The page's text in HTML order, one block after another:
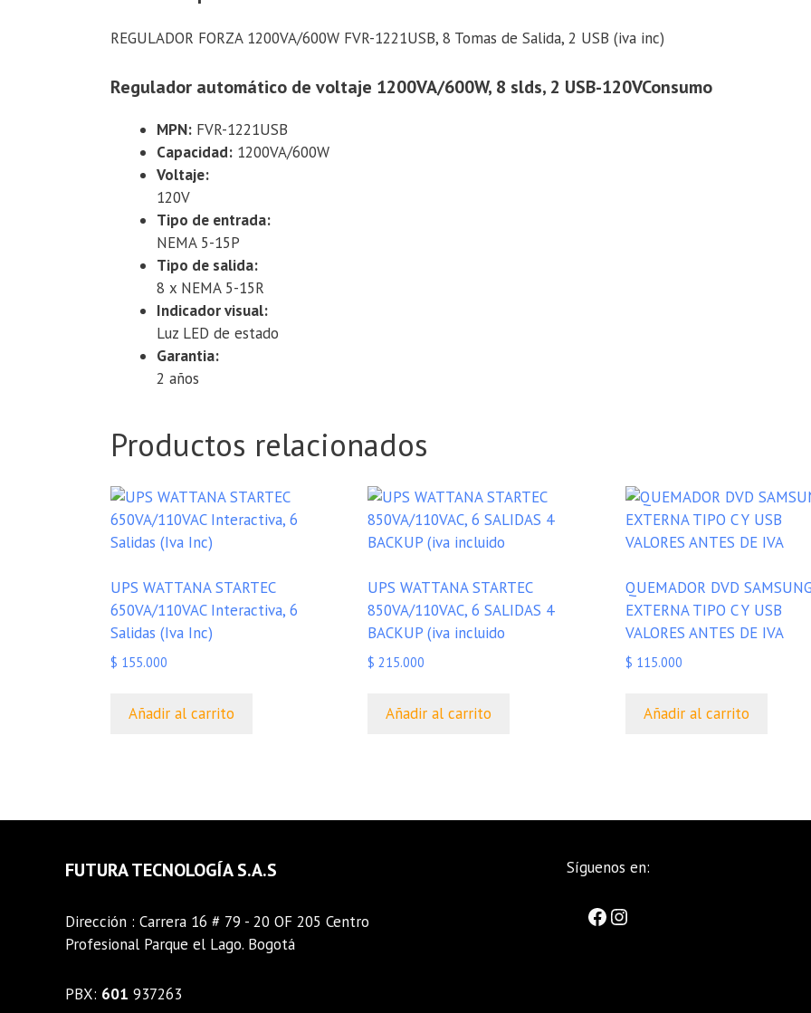
REGULADOR FORZA 1200VA/600W FVR-1221USB, 8 Tomas de Salida, 2 USB (iva inc)
Regulador automático de voltaje 1200VA/600W, 8 slds, 2 USB-120VConsumo
MPN: FVR-1221USB
Capacidad: 1200VA/600W
Voltaje:
120V
Tipo de entrada:
NEMA 5-15P
Tipo de salida:
8 x NEMA 5-15R
Indicador visual:
Luz LED de estado
Garantia:
2 años
Productos relacionados
UPS WATTANA STARTEC
650VA/110VAC Interactiva, 6
Salidas (Iva Inc)
$ 155.000
Añadir al carrito
UPS WATTANA STARTEC
850VA/110VAC, 6 SALIDAS 4
BACKUP (iva incluido
$ 215.000
Añadir al carrito
QUEMADOR DVD
EXTERNA TIPO C Y USB
VALORES ANTES DE IVA
$ 115.000
Añadir al carrito
FUTURA TECNOLOGÍA S.A.S
Dirección : Carrera 16 # 79 - 20 OF 205 Centro
Profesional Parque el Lago. Bogotá
PBX: 601 937263
Síguenos en: